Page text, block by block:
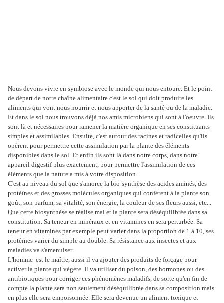
Nous devons vivre en symbiose avec le monde qui nous entoure. Et le point
de départ de notre chaîne alimentaire c'est le sol qui doit produire les
aliments qui vont nous nourrir et nous apporter de la santé ou de la maladie.
Et dans le sol nous trouvons déjà nos amis microbiens qui sont à l'oeuvre. Ils
sont là et nécessaires pour ramener la matière organique en ses constituants
simples et assimilables. Ensuite, c'est autour des racines et radicelles qu'ils
opèrent pour permettre cette assimilation par la plante des éléments
disponibles dans le sol. Et enfin ils sont là dans notre corps, dans notre
appareil digestif plus exactement, pour permettre l'assimilation de ces
éléments que la nature a mis à votre disposition.
C'est au niveau du sol que s'amorce la bio-synthèse des acides aminés, des
protéïnes et des grosses molécules organiques qui confèrent à la plante son
goût, son parfum, sa vitalité, son énergie, la couleur de ses fleurs aussi, etc...
Que cette biosynthèse se réalise mal et la plante sera déséquilibrée dans sa
constitution. Sa teneur en minéraux et en vitamines en sera perturbée. Sa
teneur en vitamines par exemple peut varier dans la proportion de 1 à 10, ses
protéïnes varier du simple au double. Sa résistance aux insectes et aux
maladies va s'amenuiser.
L'homme est le maître, aussi il va ajouter des produits de forçage pour
activer la plante qui végète. Il va utiliser du poison, des hormones ou des
antibiotiques pour corriger ces phénomènes maladifs, de sorte qu'en fin de
compte la plante sera non seulement déséquilibrée dans sa composition mais
en plus elle sera empoisonnée. Elle sera devenue un aliment toxique et